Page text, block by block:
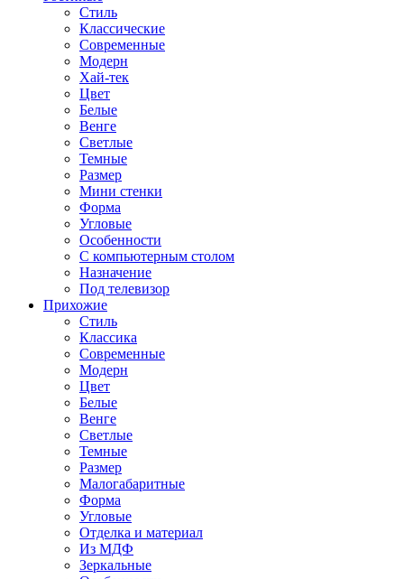
Стиль
Классические
Современные
Модерн
Хай-тек
Цвет
Белые
Венге
Светлые
Темные
Размер
Мини стенки
Форма
Угловые
Особенности
С компьютерным столом
Назначение
Под телевизор
Прихожие
Стиль
Классика
Современные
Модерн
Цвет
Белые
Венге
Светлые
Темные
Размер
Малогабаритные
Форма
Угловые
Отделка и материал
Из МДФ
Зеркальные